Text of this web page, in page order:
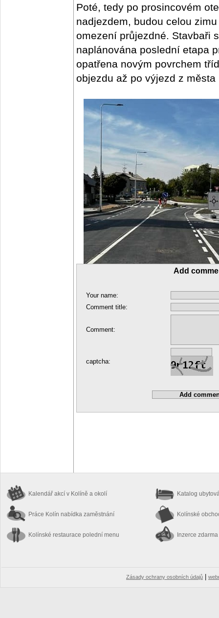
Poté, tedy po prosincovém
nadjezdem, budou celou
omezení průjezdné. Stavbaři
naplánována poslední etapa
opatřena novým povrchem
objezdu až po výjezd z
Add
Your name:
Comment title:
Comment:
captcha:
Kalendář akcí v Kolíně a okolí
Práce Kolín nabídka zaměstnání
Kolínské restaurace polední menu
Katalog
Kolínské
Inzerce zdarma
Zásady ochrany osobních údajů